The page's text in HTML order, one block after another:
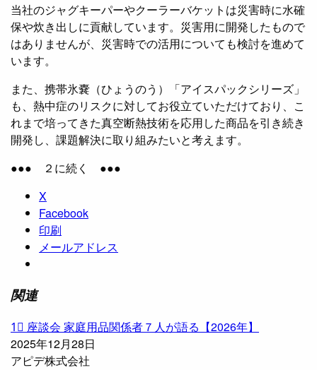
当社のジャグキーパーやクーラーバケットは災害時に水確
保や炊き出しに貢献しています。災害用に開発したもので
はありませんが、災害時での活用についても検討を進めて
います。
また、携帯氷嚢（ひょうのう）「アイスパックシリーズ」
も、熱中症のリスクに対してお役立ていただけており、こ
れまで培ってきた真空断熱技術を応用した商品を引き続き
開発し、課題解決に取り組みたいと考えます。
●●● ２に続く ●●●
X
Facebook
印刷
メールアドレス
関連
1⃣ 座談会 家庭用品関係者７人が語る【2026年】
2025年12月28日
アピデ株式会社